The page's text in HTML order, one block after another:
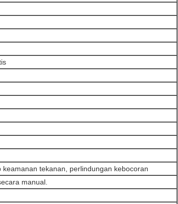
keamanan tekanan, perlindungan kebocoran
manual.